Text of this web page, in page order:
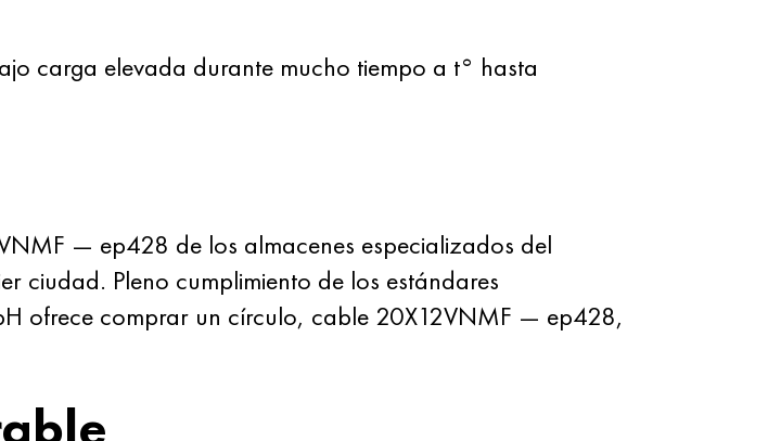
carga elevada durante mucho tiempo a t° hasta
— ep428 de los almacenes especializados del
ciudad. Pleno cumplimiento de los estándares
ofrece comprar un círculo, cable 20X12VNMF — ep428,